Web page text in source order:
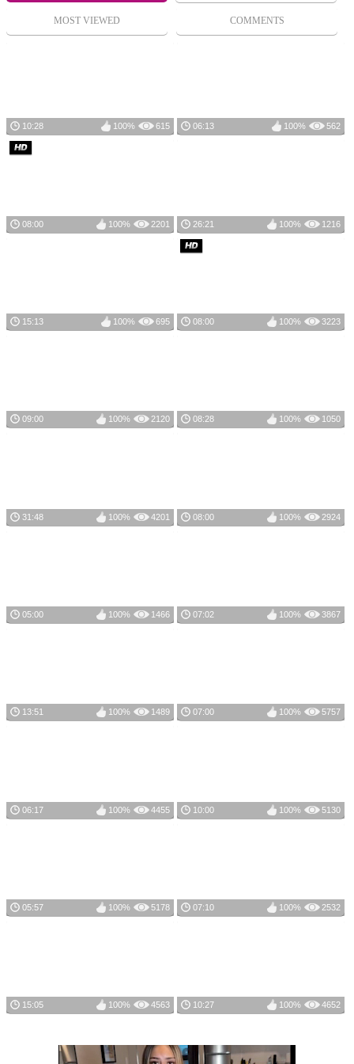
MOST VIEWED COMMENTS
10:28 615
100% 06:13 562
100%
08:00 2201
100% 26:21 1216
100%
15:13 695
100% 08:00 3223
100%
09:00 2120
100% 08:28 1050
100%
31:48 4201
100% 08:00 2924
100%
05:00 1466
100% 07:02 3867
100%
13:51 1489
100% 07:00 5757
100%
06:17 4455
100% 10:00 5130
100%
05:57 5178
100% 07:10 2532
100%
15:05 4563
100% 10:27 4652
100%